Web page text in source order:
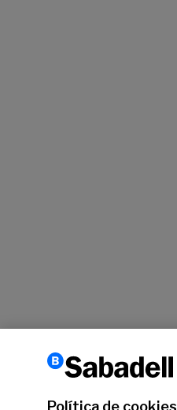
Política de cookies